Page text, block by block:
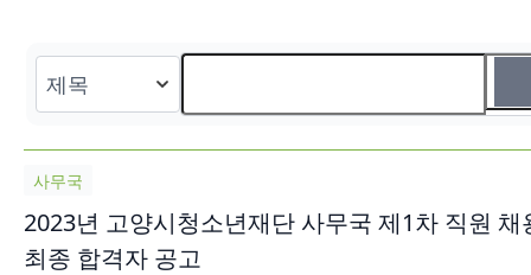
사무국
2023년 고양시청소년재단 사무국 제1차 직원 채
최종 합격자 공고